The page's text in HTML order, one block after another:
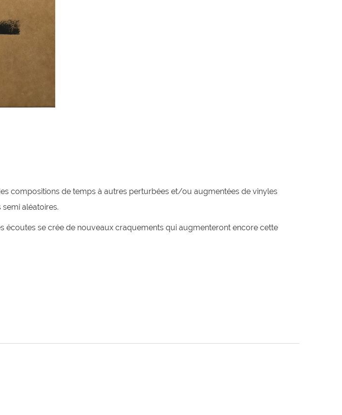
compositions de temps à autres perturbées et/ou augmentées de vinyles
aléatoires.
écoutes se crée de nouveaux craquements qui augmenteront encore cette